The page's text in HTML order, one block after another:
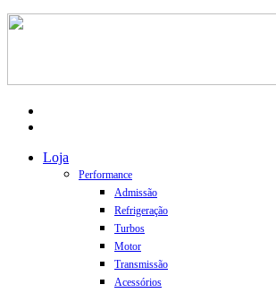
Close
Loja
Performance
Admissão
Refrigeração
Turbos
Motor
Transmissão
Acessórios